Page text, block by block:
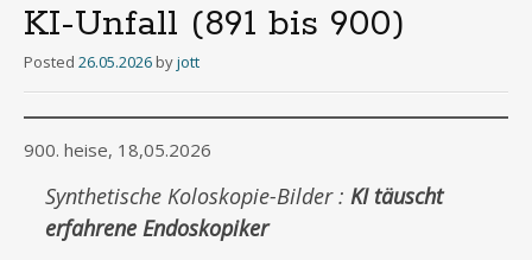
KI-Unfall (891 bis 900)
Posted 26.05.2026 byjott
900. heise, 18,05.2026
Synthetische Koloskopie-Bilder : KI täuscht
erfahrene Endoskopiker